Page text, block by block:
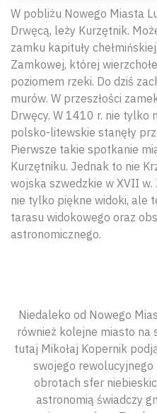
W pobliżu Nowego Miasta
Drwęcą, leży Kurzętnik.
zamku kapituły
Zamkowej, której
poziomem rzeki. Do dziś
murów. W przeszłości
Drwęcy. W 1410 r. nie tylko
polsko-litewskie stanęły
Pierwsze takie spotkanie
Kurzętniku. Jednak to nie
wojska szwedzkie w XVII
nie tylko piękne widoki, ale
tarasu widokowego oraz
astronomicznego.
Niedaleko od Nowego
również kolejne miasto na
tutaj Mikołaj Kopernik
swojego rewolucyjnego
obrotach sfer
astronomią świadczy